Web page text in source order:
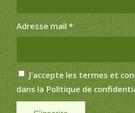
Adresse mail *
J'accepte les termes et
dans la Politique de